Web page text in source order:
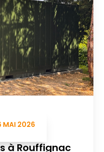
MAI 2026
à Rouffignac